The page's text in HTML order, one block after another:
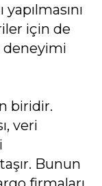
için de
deneyimi
biridir.
veri
Bunun